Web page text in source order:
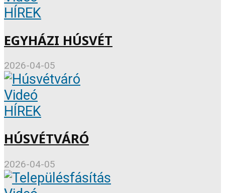
HÍREK
EGYHÁZI HÚSVÉT
2026-04-05
Videó
HÍREK
HÚSVÉTVÁRÓ
2026-04-05